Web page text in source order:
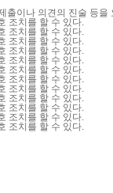
이나 의견의 진술 등
조치를 할 수 있다.
조치를 할 수 있다.
조치를 할 수 있다.
조치를 할 수 있다.
조치를 할 수 있다.
조치를 할 수 있다.
조치를 할 수 있다.
조치를 할 수 있다.
조치를 할 수 있다.
조치를 할 수 있다.
조치를 할 수 있다.
조치를 할 수 있다.